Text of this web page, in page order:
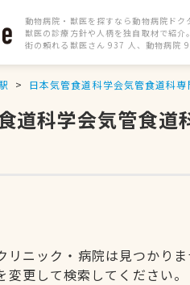
動物病院・獣医を探すなら動物病院ドク
獣医の診療方針や人柄を独自取材で紹介
街の頼れる獣医さん 937 人、動物病
日本気管食道科学会気管食道科専
道科学会気管食道
ニック・病院は見つかりま
変更して検索してください。